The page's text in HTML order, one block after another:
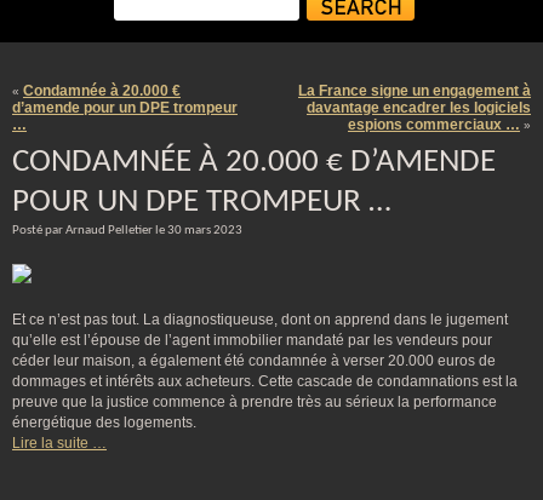
« Condamnée à 20.000 €
d’amende pour un DPE trompeur
…
La France signe un engagement à
davantage encadrer les logiciels
espions commerciaux … »
CONDAMNÉE À 20.000 € D’AMENDE
POUR UN DPE TROMPEUR …
Posté par Arnaud Pelletier le 30 mars 2023
Et ce n’est pas tout. La diagnostiqueuse, dont on apprend dans le jugement
qu’elle est l’épouse de l’agent immobilier mandaté par les vendeurs pour
céder leur maison, a également été condamnée à verser 20.000 euros de
dommages et intérêts aux acheteurs. Cette cascade de condamnations est la
preuve que la justice commence à prendre très au sérieux la performance
énergétique des logements.
Lire la suite …